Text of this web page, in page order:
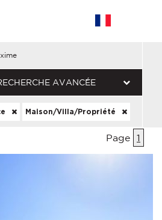
AVANCÉE
Maison/Villa/Propriété
Page 1